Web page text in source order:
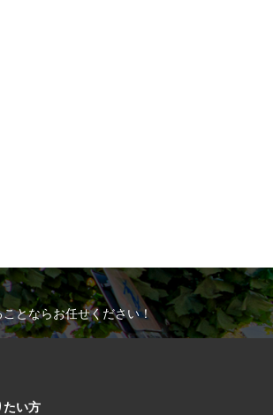
とならお任せください！
たい方